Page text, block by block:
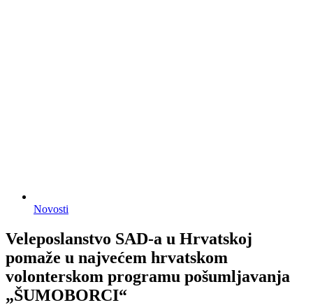
Novosti
Veleposlanstvo SAD-a u Hrvatskoj
pomaže u najvećem hrvatskom
volonterskom programu pošumljavanja
„ŠUMOBORCI“